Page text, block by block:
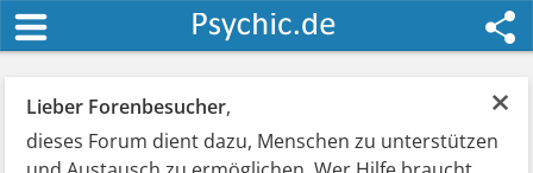
×
Lieber Forenbesucher,
dieses Forum dient dazu, Menschen zu unterstützen